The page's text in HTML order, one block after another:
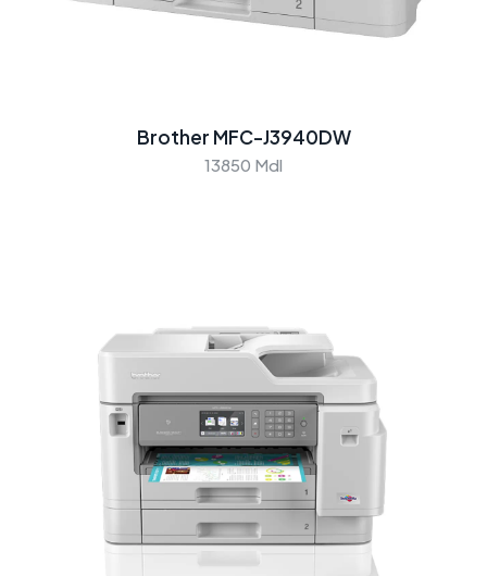
Brother MFC-J3940DW
13850 Mdl